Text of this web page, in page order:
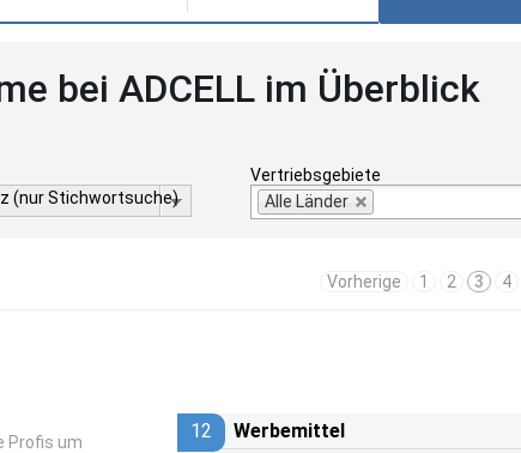
bei ADCELL im Überblick
(nur Stichwortsuche)
Vertriebsgebiete
Alle Länder
Vorherige 1 2 3 4
Profis um
12 Werbemittel